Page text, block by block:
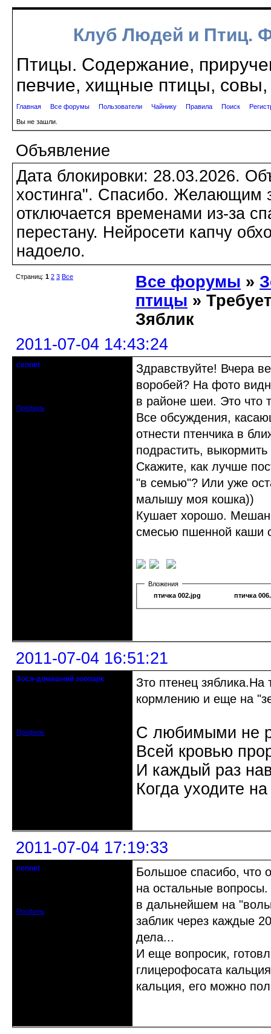
Клуб Людей и Птиц.
Птицы. Содержание,
певчие, хищные птицы, совы,
Главная Все форумы Пользователи Чайнику Правила Поиск
Вы не зашли.
Объявление
Дата блокировки: 28.03.2026.
хостинга". Спасибо. Желающим
отключается временами из-за
перестану. Нейросети капчу
надоело.
Страниц: 1 2 3 Все Все форумы »
птицы »
Зяблик
2011-07-04 14:43:24
cennet
Профиль
Здравствуйте! Вчера
воробей? На фото
в районе шеи. Это что
Все обсуждения,
отнести птенчика в
подрастить,
Скажите, как лучше
"в семью"? Или уже
малышу моя кошка))
Кушает хорошо.
смесью пшенной каши
Вложения
птичка 002.jpg
птичка
2011-07-04 16:51:21
Зося-домашний зоопарк
Профиль
Зто птенец
кормлению и еще на
С любимыми не
Всей кровью
И каждый раз
Когда уходите
2011-07-04 17:19:33
cennet
Профиль
Большое спасибо, что
на остальные
в дальнейшем на
заблик через каждые
дела...
И еще вопросик,
глицерофосата
кальция, его можно